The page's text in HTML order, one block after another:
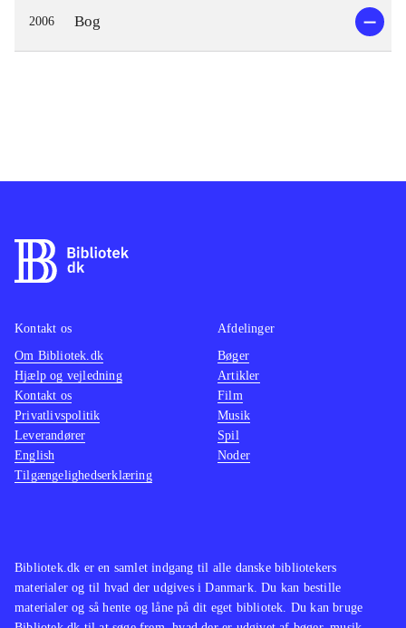
2006 Bog
Bibliotek.dk er en samlet indgang til alle danske bibliotekers
materialer og til hvad der udgives i Danmark. Du kan bestille
materialer og så hente og låne på dit eget bibliotek. Du kan bruge
Kontakt os
Om Bibliotek.dk
Hjælp og vejledning
Kontakt os
Privatlivspolitik
Leverandører
English
Tilgængelighedserklæring
Afdelinger
Bøger
Artikler
Film
Musik
Spil
Noder